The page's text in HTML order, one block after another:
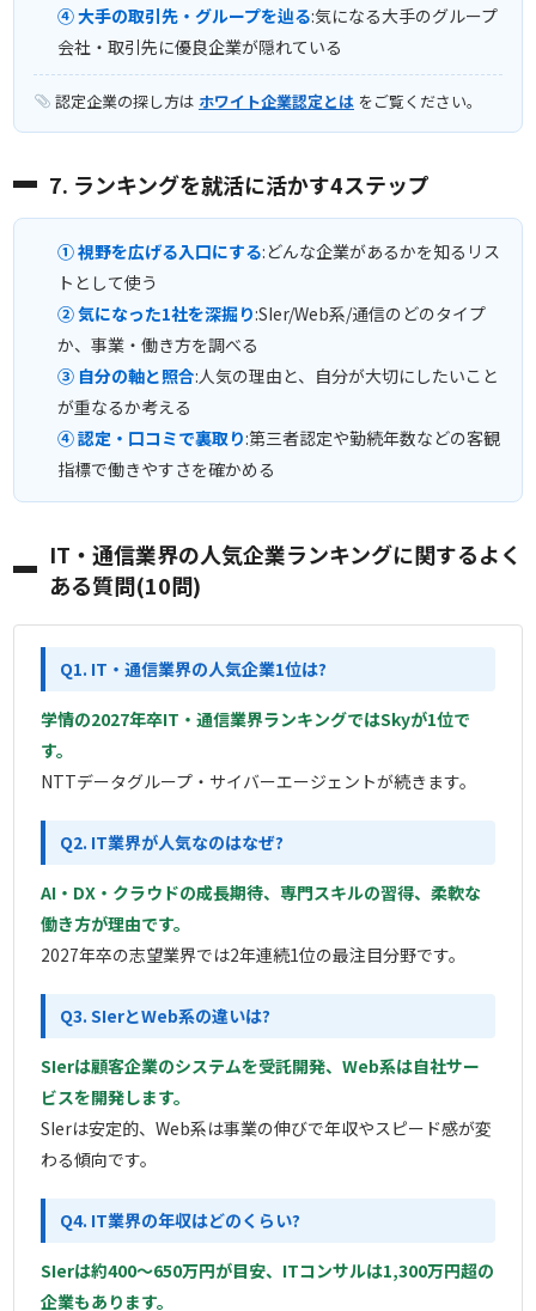
④ 大手の取引先・グループを辿る:気になる大手のグループ
会社・取引先に優良企業が隠れている
認定企業の探し方は ホワイト企業認定とは をご覧ください。
7. ランキングを就活に活かす4ステップ
① 視野を広げる入口にする:どんな企業があるかを知るリス
トとして使う
② 気になった1社を深掘り:SIer/Web系/通信のどのタイプ
か、事業・働き方を調べる
③ 自分の軸と照合:人気の理由と、自分が大切にしたいこと
が重なるか考える
④ 認定・口コミで裏取り:第三者認定や勤続年数などの客観
指標で働きやすさを確かめる
IT・通信業界の人気企業ランキングに関するよく
ある質問(10問)
Q1. IT・通信業界の人気企業1位は?
学情の2027年卒IT・通信業界ランキングではSkyが1位で
す。
NTTデータグループ・サイバーエージェントが続きます。
Q2. IT業界が人気なのはなぜ?
AI・DX・クラウドの成長期待、専門スキルの習得、柔軟な
働き方が理由です。
2027年卒の志望業界では2年連続1位の最注目分野です。
Q3. SIerとWeb系の違いは?
SIerは顧客企業のシステムを受託開発、Web系は自社サー
ビスを開発します。
SIerは安定的、Web系は事業の伸びで年収やスピード感が変
わる傾向です。
Q4. IT業界の年収はどのくらい?
SIerは約400〜650万円が目安、ITコンサルは1,300万円超の
企業もあります。